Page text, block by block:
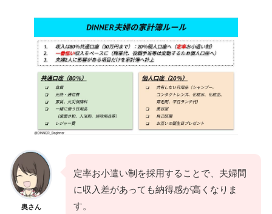
奥さん
定率お小遣い制を採用することで、夫婦間
に収入差があっても納得感が高くなりま
す。